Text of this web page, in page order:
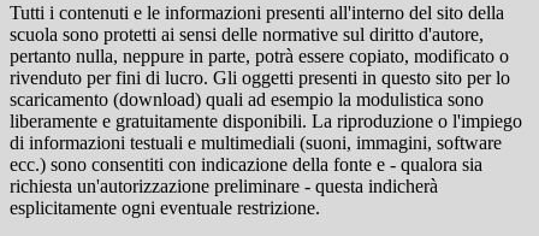
Tutti i contenuti e le informazioni presenti all'interno del sito della
scuola sono protetti ai sensi delle normative sul diritto d'autore,
pertanto nulla, neppure in parte, potrà essere copiato, modificato o
rivenduto per fini di lucro. Gli oggetti presenti in questo sito per lo
scaricamento (download) quali ad esempio la modulistica sono
liberamente e gratuitamente disponibili. La riproduzione o l'impiego
di informazioni testuali e multimediali (suoni, immagini, software
ecc.) sono consentiti con indicazione della fonte e - qualora sia
richiesta un'autorizzazione preliminare - questa indicherà
esplicitamente ogni eventuale restrizione.